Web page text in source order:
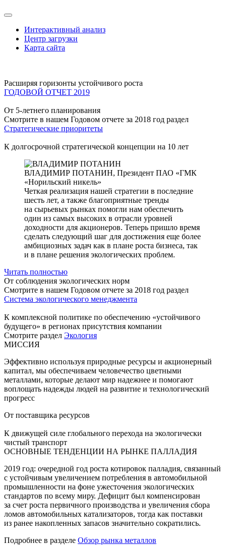
Интерактивный анализ
Центр загрузки
Карта сайта
Расширяя горизонты устойчивого роста
ГОДОВОЙ ОТЧЕТ 2019
От 5-летнего планирования
Смотрите в нашем Годовом отчете за 2018 год раздел
Стратегические приоритеты
К долгосрочной стратегической концепции на 10 лет
ВЛАДИМИР ПОТАНИН, Президент ПАО «ГМК
«Норильский никель»
Четкая реализация нашей стратегии в последние
шесть лет, а также благоприятные тренды
на сырьевых рынках помогли нам обеспечить
один из самых высоких в отрасли уровней
доходности для акционеров. Теперь пришло время
сделать следующий шаг для достижения еще более
амбициозных задач как в плане роста бизнеса, так
и в плане решения экологических проблем.
Читать полностью
От соблюдения экологических норм
Смотрите в нашем Годовом отчете за 2018 год раздел
Система экологического менеджмента
К комплексной политике по обеспечению «устойчивого
будущего» в регионах присутствия компании
Смотрите раздел Экология
МИССИЯ
Эффективно используя природные ресурсы и акционерный
капитал, мы обеспечиваем человечество цветными
металлами, которые делают мир надежнее и помогают
воплощать надежды людей на развитие и технологический
прогресс
От поставщика ресурсов
К движущей силе глобального перехода на экологически
чистый транспорт
ОСНОВНЫЕ ТЕНДЕНЦИИ НА РЫНКЕ ПАЛЛАДИЯ
2019 год: очередной год роста котировок палладия, связанный
с устойчивым увеличением потребления в автомобильной
промышленности на фоне ужесточения экологических
стандартов по всему миру. Дефицит был компенсирован
за счет роста первичного производства и увеличения сбора
ломов автомобильных катализаторов, тогда как поставки
из ранее накопленных запасов значительно сократились.
Подробнее в разделе Обзор рынка металлов